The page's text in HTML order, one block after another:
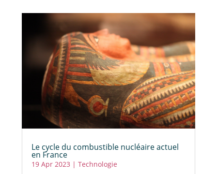
Le cycle du combustible nucléaire actuel
en France
19 Apr 2023 | Technologie